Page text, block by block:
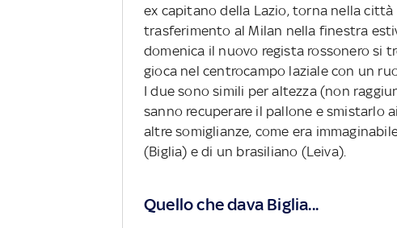
ex capitano della Lazio, torna nella
trasferimento al Milan nella finestra
domenica il nuovo regista rossonero si
gioca nel centrocampo laziale con un
I due sono simili per altezza (non
sanno recuperare il pallone e smistarlo
altre somiglianze, come era
(Biglia) e di un brasiliano (Leiva).
Quello che dava Biglia...